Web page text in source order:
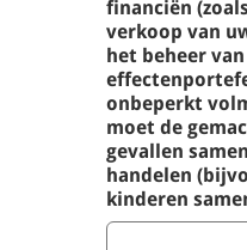
financiën
verkoop van
het beheer van
onbeperkt
moet de
gevallen
handelen
kinderen